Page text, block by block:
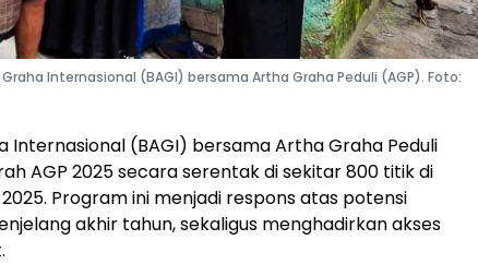
Internasional (BAGI) bersama Artha Graha Peduli (AGP). Foto:
Internasional (BAGI) bersama Artha Graha Peduli
AGP 2025 secara serentak di sekitar 800 titik di
Program ini menjadi respons atas potensi
akhir tahun, sekaligus menghadirkan akses